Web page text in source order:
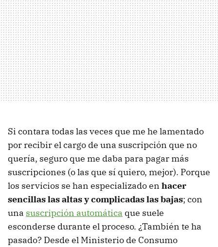
Si contara todas las veces que me he lamentado
por recibir el cargo de una suscripción que no
quería, seguro que me daba para pagar más
suscripciones (o las que sí quiero, mejor). Porque
los servicios se han especializado en hacer
sencillas las altas y complicadas las bajas; con
una suscripción automática que suele
esconderse durante el proceso. ¿También te ha
pasado? Desde el Ministerio de Consumo